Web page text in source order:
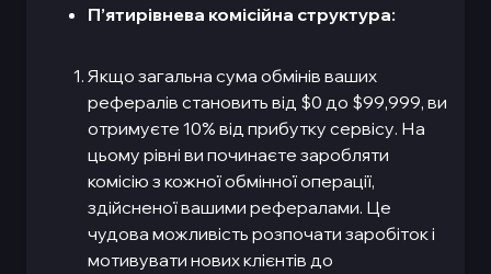
П’ятирівнева комісійна структура:
Якщо загальна сума обмінів ваших
рефералів становить від $0 до $99,999, ви
отримуєте 10% від прибутку сервісу. На
цьому рівні ви починаєте заробляти
комісію з кожної обмінної операції,
здійсненої вашими рефералами. Це
чудова можливість розпочати заробіток і
мотивувати нових клієнтів до